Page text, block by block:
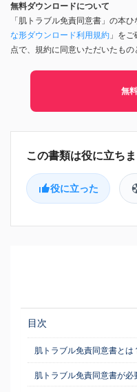
無料ダウンロードについて
「肌トラブル免責同意書」の本
な形ダウンロード利用規約 」を
点で、規約に同意いただいたもの
無
役に立った
目次
肌トラブル免責同意書とは
肌トラブル免責同意書が必